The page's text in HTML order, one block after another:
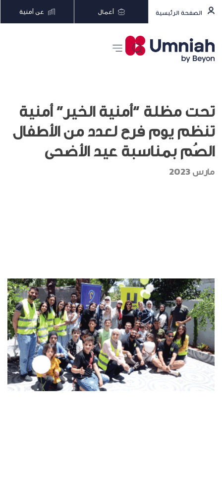
الصفحة الرئيسية أعمال عن أمنية
تحت مظلة “أمنية الخير” أمنية
تنظم يوم فرح لعدد من الأطفال
الصُم بمناسبة عيد الأضحى
مارس 2023